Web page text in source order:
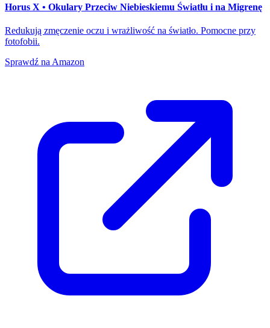
Horus X • Okulary Przeciw Niebieskiemu Światłu i na Migrenę
Redukują zmęczenie oczu i wrażliwość na światło. Pomocne przy
fotofobii.
Sprawdź na Amazon